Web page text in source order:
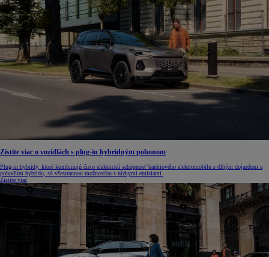
Zistite viac o vozidlách s plug-in hybridným pohonom
Plug-in hybridy, ktoré kombinujú čisto elektrickú schopnosť batériového elektromobilu s dlhým dojazdom a
pohodlím hybridu, sú všestrannou možnosťou s nízkymi emisiami.
Zistite viac